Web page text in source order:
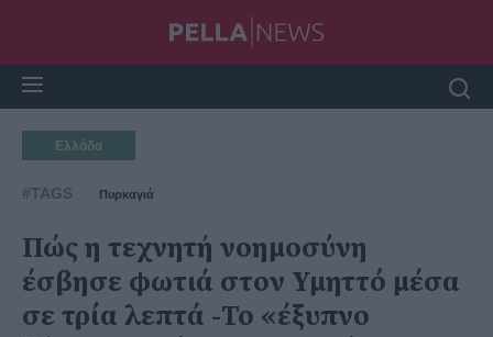
Ελλάδα
#TAGS Πυρκαγιά
Πώς η τεχνητή νοημοσύνη
έσβησε φωτιά στον Υμηττό μέσα
σε τρία λεπτά -Το «έξυπνο